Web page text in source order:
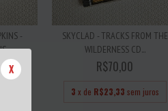
X
-
SKYCLAD - TRACKS FROM THE
WILDERNESS CD...
R$70,00
3 x de R$23,33 sem juros